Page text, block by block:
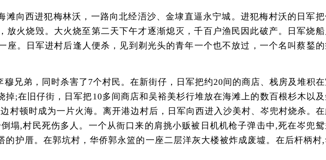
西进犯梅林沃，一路向北经浯沙、金埭直逼永宁城。进犯梅村沃的日军
火烧毁。大火烧至第二天下午才逐渐熄灭，千百户渔民因此破产。日军烧
。日军进村后逢人便杀，见到剃光头的青年一个也不放过，一个名叫蔡鍫
弟，同时杀害了7个村民。在新街仔，日军把约20间的商店、栈房及堆积
;在旧仔街，日军把10多间商店和吴裕美杉行堆放在海滩上的数百根杉木以
村顿时成为一片火海。离开港边村后，日军向西进入沙美村、岑兜村烧杀。
塌,村民死伤多人。一个从衙口来的肩挑小贩被日机机枪子弹击中,死在岑兜
护厝。在郭坑村，华侨郭永篮的一座二层洋灰大楼被炸成废墟。在后杆柄村